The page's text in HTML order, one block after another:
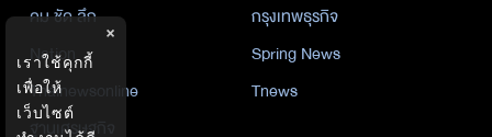
คม ชัด ลึก
กรุงเทพธุรกิจ
Nation
Spring News
Thainewsonline
Tnews
ฐานเศรษฐกิจ
×
เราใช้คุกกี้
เพื่อให้
เว็บไซต์